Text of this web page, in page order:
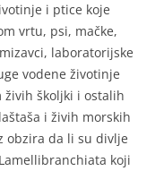
i ptice koje
vrtu, psi, mačke,
laboratorijske
vodene životinje
živih školjki i ostalih
i živih morskih
obzira da li su divlje
koji